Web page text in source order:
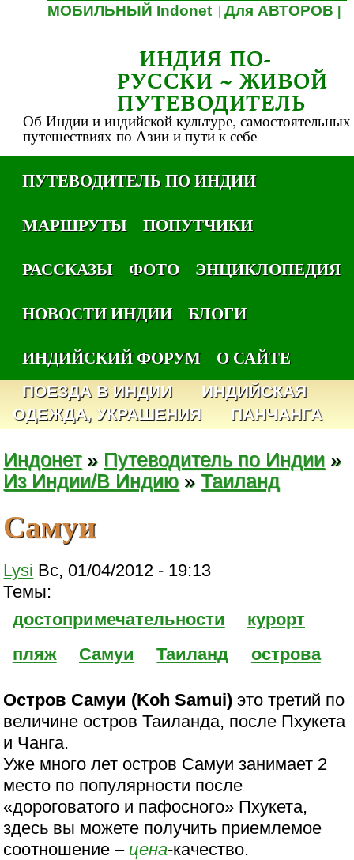
МОБИЛЬНЫЙ Indonet |Для АВТОРОВ
ИНДИЯ ПО-
РУССКИ ~ ЖИВОЙ
ПУТЕВОДИТЕЛЬ
Об Индии и индийской культуре, самостоятельных
путешествиях по Азии и пути к себе
ПУТЕВОДИТЕЛЬ ПО ИНДИИ
МАРШРУТЫ
ПОПУТЧИКИ
РАССКАЗЫ
ФОТО
ЭНЦИКЛОПЕДИЯ
НОВОСТИ ИНДИИ
БЛОГИ
ИНДИЙСКИЙ ФОРУМ
О САЙТЕ
ПОЕЗДА В ИНДИИ
ИНДИЙСКАЯ
ОДЕЖДА, УКРАШЕНИЯ
ПАНЧАНГА
Индонет» Путеводитель по Индии »
Из Индии/В Индию »Таиланд
Самуи
Lysi Вс, 01/04/2012 - 19:13
Темы:
достопримечательности
курорт
пляж
Самуи Таиланд острова
Остров Самуи (Koh Samui) это третий по
величине остров Таиланда, после Пхукета
и Чанга.
Уже много лет остров Самуи занимает 2
место по популярности после
«дороговатого и пафосного» Пхукета,
здесь вы можете получить приемлемое
соотношение – цена-качество.